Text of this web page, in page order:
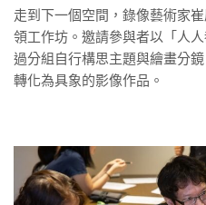
走到下一個空間，錄像藝術家
領工作坊。邀請參與者以「人
過分組自行構思主題與繪畫分
轉化為具象的影像作品。